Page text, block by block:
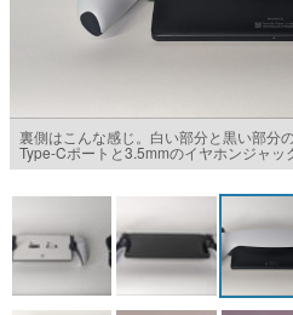
カテゴリ
マンガ
女性向け
アプリレビュー
その他
裏側はこんな感じ。白い部分と黒い部分
Type-Cポートと3.5mmのイヤホンジャッ